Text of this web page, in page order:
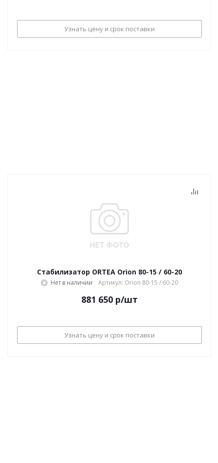
Узнать цену и срок поставки
Стабилизатор ORTEA Orion 80-15 / 60-20
Нет в наличии Артикул: Orion 80-15 / 60-20
881 650 р/шт
Узнать цену и срок поставки